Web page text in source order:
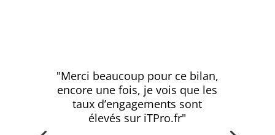
"Merci beaucoup pour ce bilan,
encore une fois, je vois que les
taux d’engagements sont
élevés sur iTPro.fr"